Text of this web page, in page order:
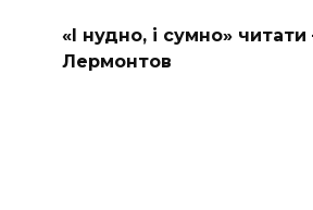
«І нудно, і сумно»
Лермонтов